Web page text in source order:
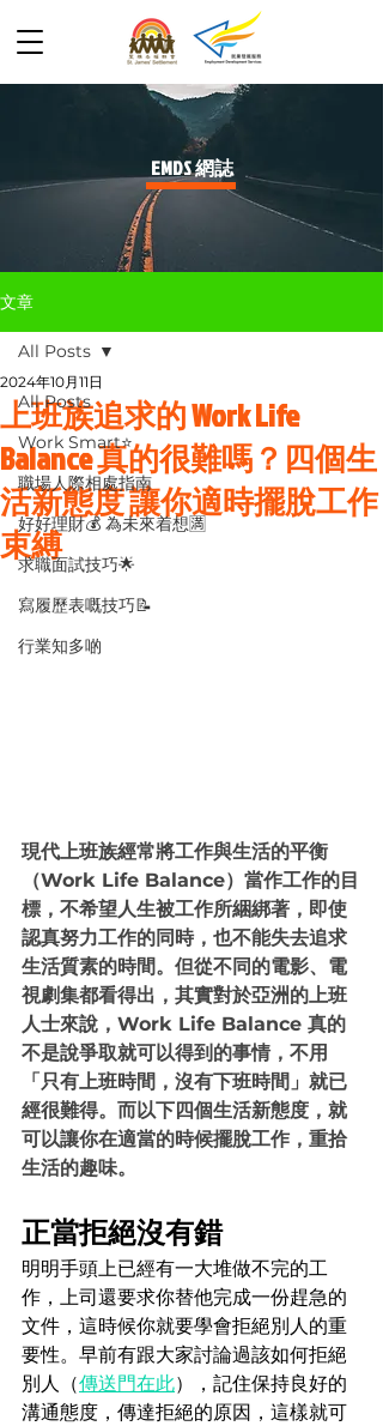
​EMDS 網誌
文章
All Posts
Work Smart⭐️
職場人際相處指南
好好理財💰 為未來着想🈵
求職面試技巧🌟
寫履歷表嘅技巧📝
行業知多啲
All Posts
上班族追求的 Work Life
Balance 真的很難嗎？四個生
活新態度 讓你適時擺脫工作
束縛
2024年10月11日
現代上班族經常將工作與生活的平衡
（Work Life Balance）當作工作的目
標，不希望人生被工作所綑綁著，即使
認真努力工作的同時，也不能失去追求
生活質素的時間。但從不同的電影、電
視劇集都看得出，其實對於亞洲的上班
人士來說，Work Life Balance 真的
不是說爭取就可以得到的事情，不用
「只有上班時間，沒有下班時間」就已
經很難得。而以下四個生活新態度，就
可以讓你在適當的時候擺脫工作，重拾
生活的趣味。
正當拒絕沒有錯
明明手頭上已經有一大堆做不完的工
作，上司還要求你替他完成一份趕急的
文件，這時候你就要學會拒絕別人的重
要性。早前有跟大家討論過該如何拒絕
別人（傳送門在此），記住保持良好的
溝通態度，傳達拒絕的原因，這樣就可